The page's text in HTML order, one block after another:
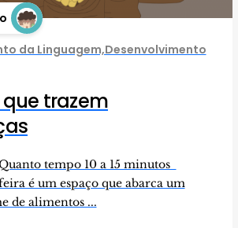
da Linguagem,Desenvolvimento
trazem
tempo 10 a 15 minutos
é um espaço que abarca um
de alimentos ...